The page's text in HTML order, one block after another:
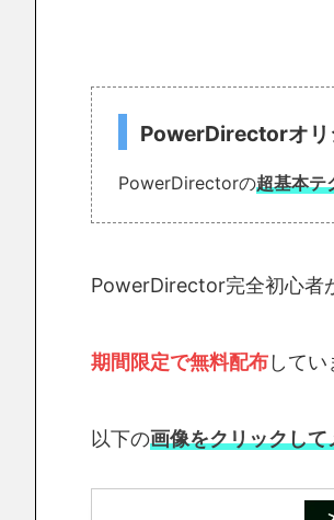
PowerDirectorオリ
PowerDirectorの超基本テ
PowerDirector完全初心者
期間限定で無料配布して
以下の画像をクリックし